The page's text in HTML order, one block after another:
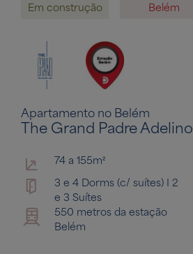
Em construção Belém
Apartamento no Belém
The Grand Padre Adelino
74 a 155m²
3 e 4 Dorms (c/ suítes) I 2
e 3 Suítes
550 metros da estação
Belém